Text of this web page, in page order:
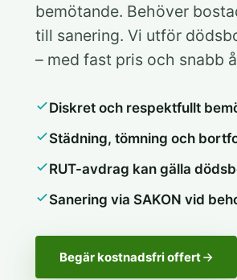
bemötande. Behöver
till sanering. Vi utför
– med fast pris och snabb
Diskret och respektfullt
Städning, tömning och
RUT-avdrag kan gälla
Sanering via SAKON vid
Begär kostnadsfri offert